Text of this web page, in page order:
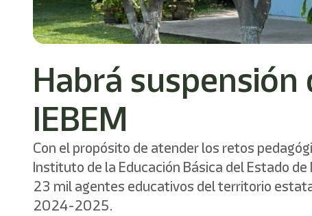
Habrá suspensión
IEBEM
Con el propósito de atender los retos
Instituto de la Educación Básica del Estado
23 mil agentes educativos del territorio
2024-2025.